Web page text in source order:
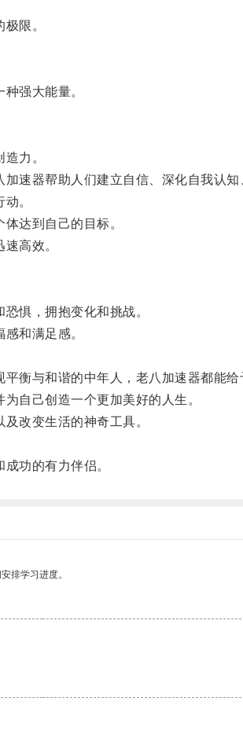
限。
强大能量。
力。
器帮助人们建立自信、深化自我认知
。
达到自己的目标。
高效。
惧，拥抱变化和挑战。
和满足感。
与和谐的中年人，老八加速器都能给
自己创造一个更加美好的人生。
改变生活的神奇工具。
功的有力伴侣。
排学习进度。